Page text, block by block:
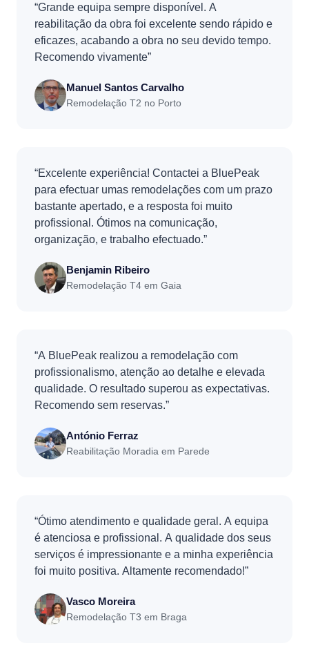
“Grande equipa sempre disponível. A
reabilitação da obra foi excelente sendo rápido e
eficazes, acabando a obra no seu devido tempo.
Recomendo vivamente”
Manuel Santos Carvalho
Remodelação T2 no Porto
“Excelente experiência! Contactei a BluePeak
para efectuar umas remodelações com um prazo
bastante apertado, e a resposta foi muito
profissional. Ótimos na comunicação,
organização, e trabalho efectuado.”
Benjamin Ribeiro
Remodelação T4 em Gaia
“A BluePeak realizou a remodelação com
profissionalismo, atenção ao detalhe e elevada
qualidade. O resultado superou as expectativas.
Recomendo sem reservas.”
António Ferraz
Reabilitação Moradia em Parede
“Ótimo atendimento e qualidade geral. A equipa
é atenciosa e profissional. A qualidade dos seus
serviços é impressionante e a minha experiência
foi muito positiva. Altamente recomendado!”
Vasco Moreira
Remodelação T3 em Braga